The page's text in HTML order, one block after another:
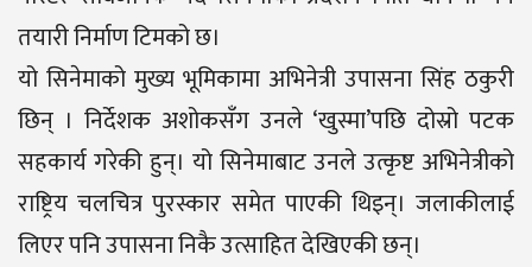
तयारी निर्माण टिमको छ।
यो सिनेमाको मुख्य भूमिकामा अभिनेत्री उपासना सिंह ठकुरी
छिन् । निर्देशक अशोकसँग उनले ‘खुस्मा’पछि दोस्रो पटक
सहकार्य गरेकी हुन्। यो सिनेमाबाट उनले उत्कृष्ट अभिनेत्रीको
राष्ट्रिय चलचित्र पुरस्कार समेत पाएकी थिइन्। जलाकीलाई
लिएर पनि उपासना निकै उत्साहित देखिएकी छन्।